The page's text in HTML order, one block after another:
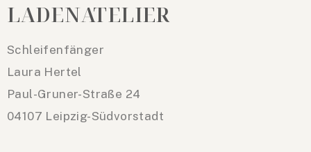
LADENATELIER
Schleifenfänger
Laura Hertel
Paul-Gruner-Straße 24
04107 Leipzig-Südvorstadt